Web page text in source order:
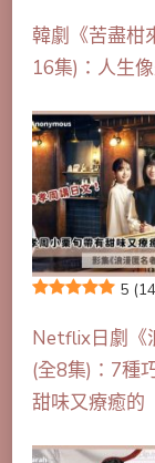
韓劇《苦盡柑
16集)：人生
5
Netflix日劇《
(全8集)：7種
甜味又療癒的